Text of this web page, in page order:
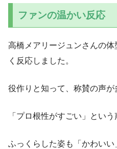
ファンの温かい反応
高橋メアリージュンさんの
く反応しました。
役作りと知って、称賛の声が
「プロ根性がすごい」とい
ふっくらした姿も「かわいい